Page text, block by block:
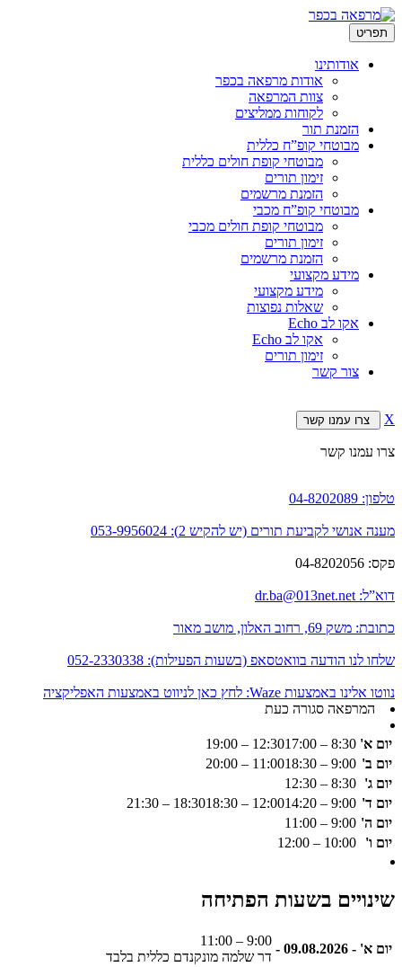
תפריט לדלג
לתוכן
אודותינו
אודות מרפאה בכפר
צוות המרפאה
לקוחות ממליצים
הזמנת תור
מבוטחי קופ”ח כללית
מבוטחי קופת חולים כללית
זימון תורים
הזמנת מרשמים
מבוטחי קופ”ח מכבי
מבוטחי קופת חולים מכבי
זימון תורים
הזמנת מרשמים
מידע מקצועי
מידע מקצועי
שאלות נפוצות
אקו לב Echo
אקו לב Echo
זימון תורים
צור קשר
X צרו עמנו קשר
צרו עמנו קשר
טלפון: 04-8202089
מענה אנושי לקביעת תורים (יש להקיש 2): 053-9956024
פקס: 04-8202056
דוא”ל: dr.ba@013net.net
כתובת: משק 69, רחוב האלון, מושב מאור
שלחו לנו הודעה בוואטסאפ (בשעות הפעילות): 052-2330338
נווטו אלינו באמצעות Waze:
לחץ כאן לניווט באמצעות האפליקציה
המרפאה סגורה כעת
יום א' 8:30 – 12:30
17:00 – 19:00
יום ב' 9:00 – 11:00
18:30 – 20:00
יום ג' 8:30 – 12:30
יום ד' 9:00 – 12:00
14:20 – 18:30
18:30 – 21:30
יום ה' 9:00 – 11:00
יום ו'
10:00 – 12:00
שינויים בשעות הפתיחה
יום א' - 09.08.2026 -
9:00 – 11:00
דר שלמה מונקנדם כללית בלבד